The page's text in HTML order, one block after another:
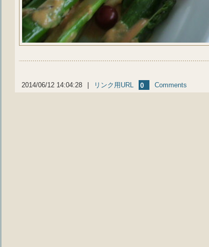
2014/06/12 14:04:28 リンク用URL 0 Comments